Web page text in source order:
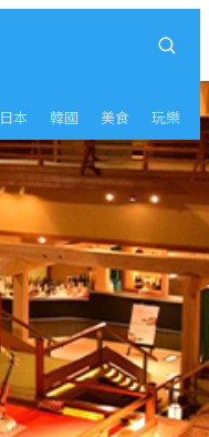
日本 韓國 美食 玩樂